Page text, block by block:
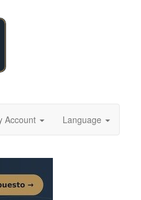
Account Language